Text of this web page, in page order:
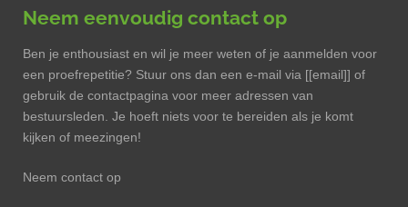
Neem eenvoudig contact op
Ben je enthousiast en wil je meer weten of je aanmelden voor
een proefrepetitie? Stuur ons dan een e-mail via [[email]] of
gebruik de contactpagina voor meer adressen van
bestuursleden. Je hoeft niets voor te bereiden als je komt
kijken of meezingen!
Neem contact op